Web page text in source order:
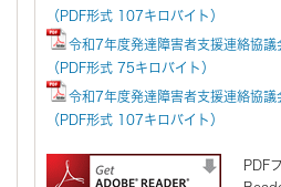
（PDF形式 107キロバイト）
令和7年度発達障害者支援連絡協
（PDF形式 75キロバイト）
令和7年度発達障害者支援連絡協
（PDF形式 107キロバイト）
PDF